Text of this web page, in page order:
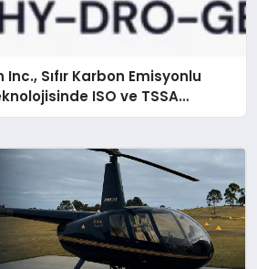
Sıfır Karbon Emisyonlu
ISO ve TSSA
Aldı